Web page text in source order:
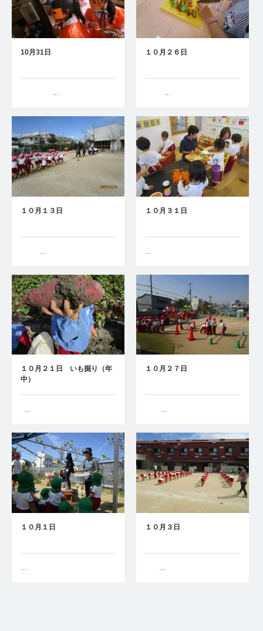
10月31日
…
１０月２６日
…
１０月１３日 １０月３１日
１０月２１日 いも掘り（年
中）
１０月２７日
１０月１日 １０月３日